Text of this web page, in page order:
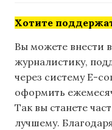
Хотите
Вы можете внести
журналистику,
через систему E-
оформить
Так вы станете
лучшему.